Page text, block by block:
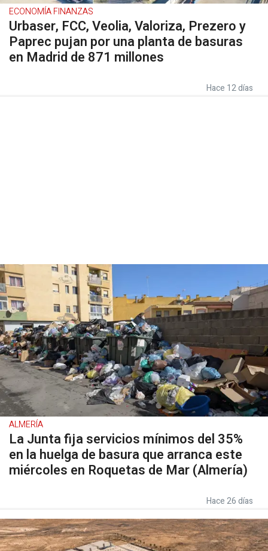
ECONOMÍA FINANZAS
Urbaser, FCC, Veolia, Valoriza, Prezero y
Paprec pujan por una planta de basuras
en Madrid de 871 millones
Hace 12 días
ALMERÍA
La Junta fija servicios mínimos del 35%
en la huelga de basura que arranca este
miércoles en Roquetas de Mar (Almería)
Hace 26 días